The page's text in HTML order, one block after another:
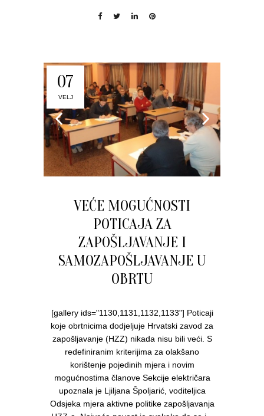
07
VELJ
VEĆE MOGUĆNOSTI
POTICAJA ZA
ZAPOŠLJAVANJE I
SAMOZAPOŠLJAVANJE U
OBRTU
[gallery ids="1130,1131,1132,1133"] Poticaji
koje obrtnicima dodjeljuje Hrvatski zavod za
zapošljavanje (HZZ) nikada nisu bili veći. S
redefiniranim kriterijima za olakšano
korištenje pojedinih mjera i novim
mogućnostima članove Sekcije električara
upoznala je Ljiljana Špoljarić, voditeljica
Odsjeka mjera aktivne politike zapošljavanja